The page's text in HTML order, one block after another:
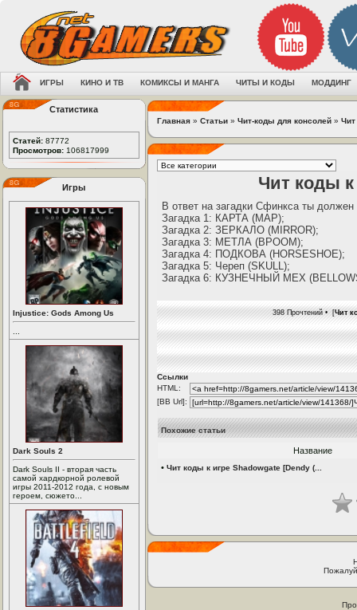
ИГРЫ КИНО И ТВ КОМИКСЫ И МАНГА ЧИТЫ И КОДЫ МОДДИНГ
Статистика
Статей: 87772
Просмотров: 106817999
Игры
Injustice: Gods Among Us
Dark Souls 2
Dark Souls II - вторая часть
самой хардкорной ролевой
игры 2011-2012 года, с новым
героем, сюжето...
Главная » Статьи » Чит-коды для консолей » Чит
Чит коды к
В ответ на загадки Сфинкса ты
Загадка 1: КАРТА (MAP);
Загадка 2: ЗЕРКАЛО (MIRROR);
Загадка 3: МЕТЛА (BPOOM);
Загадка 4: ПОДКОВА (HORSESHOE);
Загадка 5: Череп (SKULL);
Загадка 6: КУЗНЕЧНЫЙ МЕХ
398 Прочтений • [Чит
Ссылки
HTML:
[BB Url]:
Похожие статьи
Название
• Чит коды к игре Shadowgate [Dendy (...